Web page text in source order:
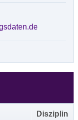
Disziplin